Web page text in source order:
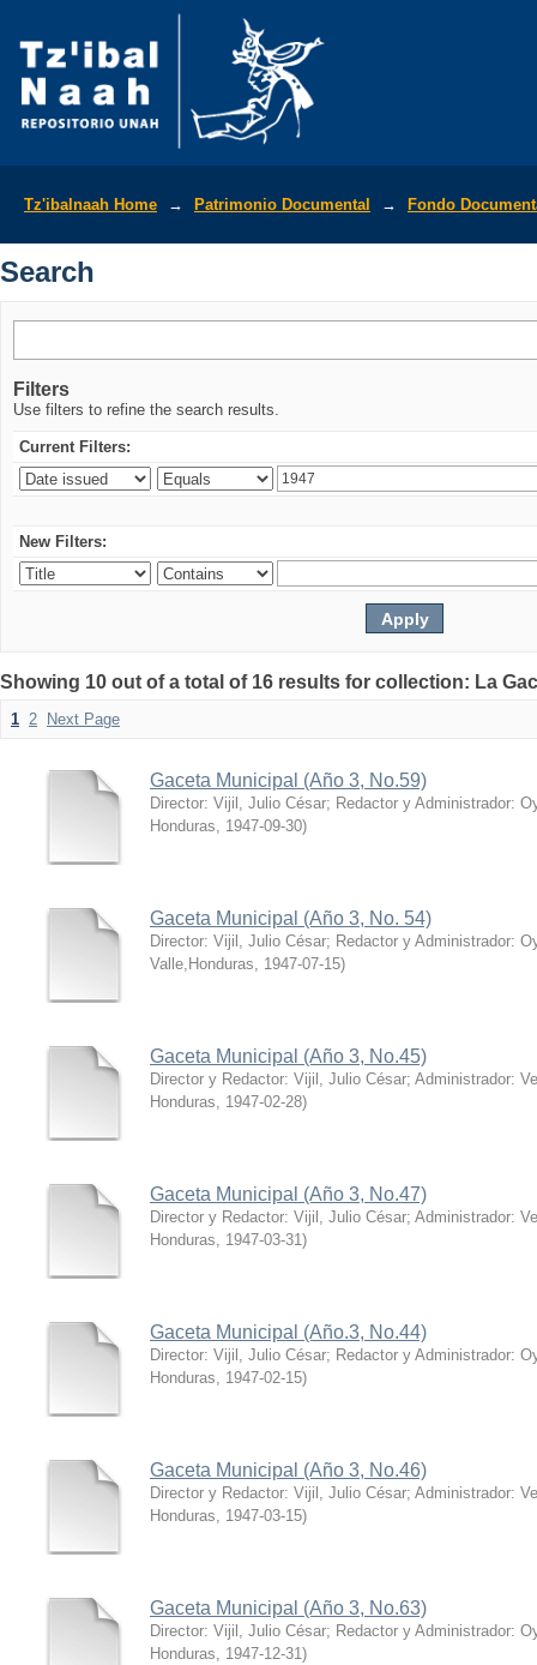
Tz'ibalnaah Home → Patrimonio Documental → Fondo
Search
Filters
Use filters to refine the search results.
Current Filters:
New Filters:
Showing 10 out of a total of 16 results for collection: La
1 2 Next Page
Gaceta Municipal (Año 3, No.59)
Director: Vijil, Julio César; Redactor y Administrador:
Honduras, 1947-09-30)
Gaceta Municipal (Año 3, No. 54)
Director: Vijil, Julio César; Redactor y Administrador:
Valle,Honduras, 1947-07-15)
Gaceta Municipal (Año 3, No.45)
Director y Redactor: Vijil, Julio César; Administrador:
Honduras, 1947-02-28)
Gaceta Municipal (Año 3, No.47)
Director y Redactor: Vijil, Julio César; Administrador:
Honduras, 1947-03-31)
Gaceta Municipal (Año.3, No.44)
Director: Vijil, Julio César; Redactor y Administrador:
Honduras, 1947-02-15)
Gaceta Municipal (Año 3, No.46)
Director y Redactor: Vijil, Julio César; Administrador:
Honduras, 1947-03-15)
Gaceta Municipal (Año 3, No.63)
Director: Vijil, Julio César; Redactor y Administrador:
Honduras, 1947-12-31)